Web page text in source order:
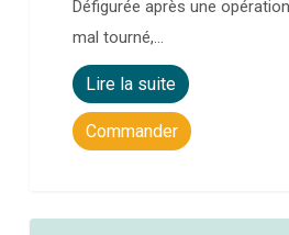
Défigurée après une
mal tourné,…
Lire la suite
Commander